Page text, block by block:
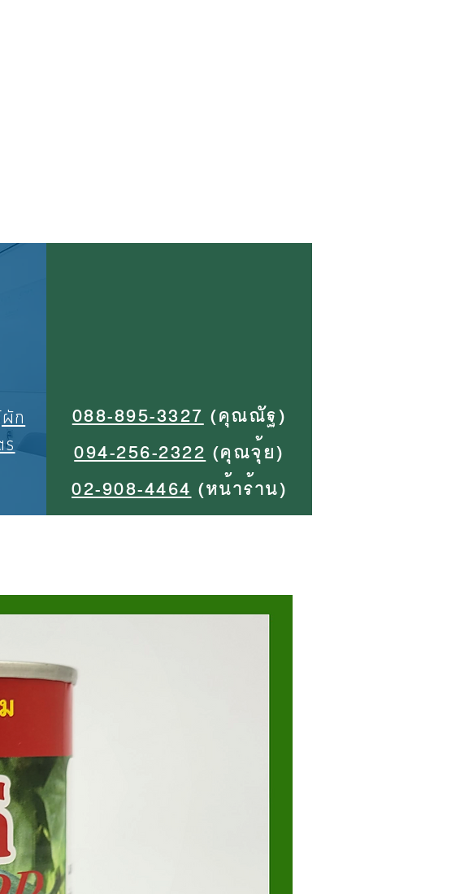
ผัก
ร
088-895-3327(คุณณัฐ)
094-256-2322(คุณจุ้ย)
02-908-4464(หน้าร้าน)